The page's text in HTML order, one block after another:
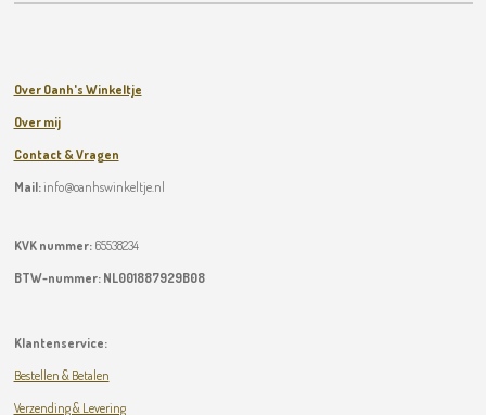
Over Oanh's Winkeltje
Over mij
Contact & Vragen
Mail:info@oanhswinkeltje.nl
KVK nummer: 65538234
BTW-nummer: NL001887929B08
Klantenservice:
Bestellen & Betalen
Verzending & Levering